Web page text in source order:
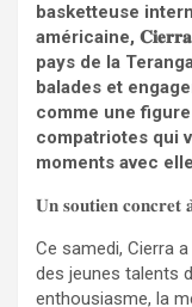
basketteuse
américaine,
pays de la
balades et
comme une
compatriotes qui
moments avec
𝐔𝐧 𝐬𝐨𝐮𝐭𝐢𝐞𝐧 𝐜𝐨𝐧𝐜𝐫𝐞𝐭
Ce samedi, Cierra
des jeunes talents
enthousiasme, la